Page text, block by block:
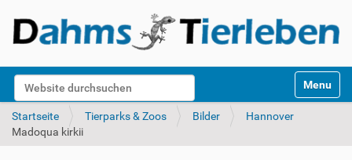
Website durchsuchen
k
Toggle
Startseite Tierparks & Zoos Bilder
Hannover
Madoqua kirkii